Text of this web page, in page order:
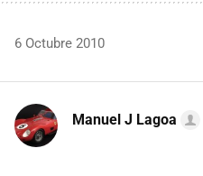
6 Octubre 2010
Manuel J Lagoa